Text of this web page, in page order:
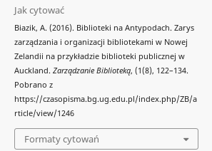
Jak cytować
Biazik, A. (2016). Biblioteki na Antypodach. Zarys
zarządzania i organizacji bibliotekami w Nowej
Zelandii na przykładzie biblioteki publicznej w
Auckland. Zarządzanie Biblioteką, (1(8), 122–134.
Pobrano z
https://czasopisma.bg.ug.edu.pl/index.php/ZB/a
rticle/view/1246
Formaty cytowań